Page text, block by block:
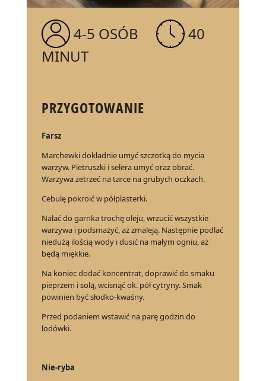
4-5 OSÓB
40
MINUT
PRZYGOTOWANIE
Farsz
Marchewki dokładnie umyć szczotką do mycia
warzyw. Pietruszki i selera umyć oraz obrać.
Warzywa zetrzeć na tarce na grubych oczkach.
Cebulę pokroić w półplasterki.
Nalać do garnka trochę oleju, wrzucić wszystkie
warzywa i podsmażyć, aż zmaleją. Następnie podlać
niedużą ilością wody i dusić na małym ogniu, aż
będą miękkie.
Na koniec dodać koncentrat, doprawić do smaku
pieprzem i solą, wcisnąć ok. pół cytryny. Smak
powinien być słodko-kwaśny.
Przed podaniem wstawić na parę godzin do
lodówki.
Nie-ryba